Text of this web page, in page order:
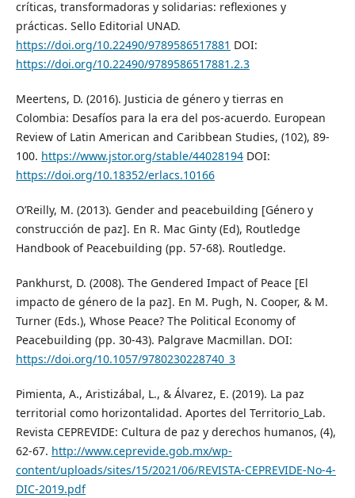
críticas, transformadoras y solidarias: reflexiones y
prácticas. Sello Editorial UNAD.
https://doi.org/10.22490/9789586517881 DOI:
https://doi.org/10.22490/9789586517881.2.3
Meertens, D. (2016). Justicia de género y tierras en
Colombia: Desafíos para la era del pos-acuerdo. European
Review of Latin American and Caribbean Studies, (102), 89-
100. https://www.jstor.org/stable/44028194DOI:
https://doi.org/10.18352/erlacs.10166
O’Reilly, M. (2013). Gender and peacebuilding [Género y
construcción de paz]. En R. Mac Ginty (Ed), Routledge
Handbook of Peacebuilding (pp. 57-68). Routledge.
Pankhurst, D. (2008). The Gendered Impact of Peace [El
impacto de género de la paz]. En M. Pugh, N. Cooper, & M.
Turner (Eds.), Whose Peace? The Political Eco­nomy of
Peacebuilding (pp. 30-43). Palgrave Macmillan. DOI:
https://doi.org/10.1057/9780230228740_3
Pimienta, A., Aristizábal, L., & Álvarez, E. (2019). La paz
territorial como horizontalidad. Aportes del Territorio_Lab.
Revista CEPREVIDE: Cultura de paz y derechos humanos, (4),
62-67. http://www.ceprevide.gob.mx/wp-
content/uploads/sites/15/2021/06/REVISTA-CEPREVIDE-No-4-
DIC-2019.pdf